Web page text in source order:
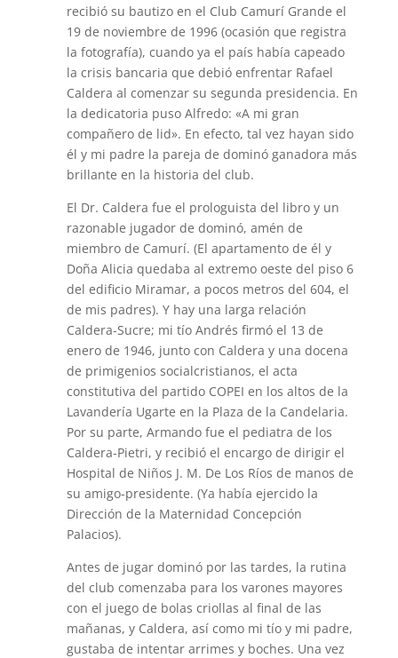
recibió su bautizo en el Club Camurí Grande el
19 de noviembre de 1996 (ocasión que registra
la fotografía), cuando ya el país había capeado
la crisis bancaria que debió enfrentar Rafael
Caldera al comenzar su segunda presidencia. En
la dedicatoria puso Alfredo: «A mi gran
compañero de lid». En efecto, tal vez hayan sido
él y mi padre la pareja de dominó ganadora más
brillante en la historia del club.
El Dr. Caldera fue el prologuista del libro y un
razonable jugador de dominó, amén de
miembro de Camurí. (El apartamento de él y
Doña Alicia quedaba al extremo oeste del piso 6
del edificio Miramar, a pocos metros del 604, el
de mis padres). Y hay una larga relación
Caldera-Sucre; mi tío Andrés firmó el 13 de
enero de 1946, junto con Caldera y una docena
de primigenios socialcristianos, el acta
constitutiva del partido COPEI en los altos de la
Lavandería Ugarte en la Plaza de la Candelaria.
Por su parte, Armando fue el pediatra de los
Caldera-Pietri, y recibió el encargo de dirigir el
Hospital de Niños J. M. De Los Ríos de manos de
su amigo-presidente. (Ya había ejercido la
Dirección de la Maternidad Concepción
Palacios).
Antes de jugar dominó por las tardes, la rutina
del club comenzaba para los varones mayores
con el juego de bolas criollas al final de las
mañanas, y Caldera, así como mi tío y mi padre,
gustaba de intentar arrimes y boches. Una vez